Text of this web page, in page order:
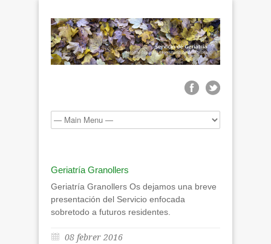
Geriatría Granollers
Geriatría Granollers Os dejamos una breve
presentación del Servicio enfocada
sobretodo a futuros residentes.
08 febrer 2016